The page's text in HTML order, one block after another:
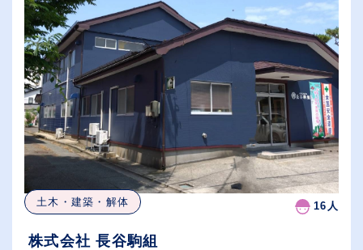
土木・建築・解体 16人
株式会社 長谷駒組